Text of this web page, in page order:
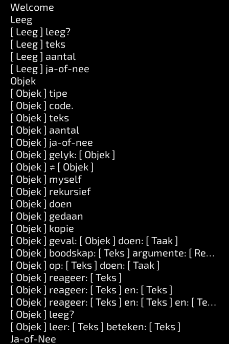
Welcome
Leeg
[ Leeg ] leeg?
[ Leeg ] teks
[ Leeg ] aantal
[ Leeg ] ja-of-nee
Objek
[ Objek ] tipe
[ Objek ] code.
[ Objek ] teks
[ Objek ] aantal
[ Objek ] ja-of-nee
[ Objek ] gelyk: [ Objek ]
[ Objek ] ≠ [ Objek ]
[ Objek ] myself
[ Objek ] rekursief
[ Objek ] doen
[ Objek ] gedaan
[ Objek ] kopie
[ Objek ] geval: [ Objek ] doen: [ Taak ]
[ Objek ] boodskap: [ Teks ] argumente: [ Reeks ]
[ Objek ] op: [ Teks ] doen: [ Taak ]
[ Objek ] reageer: [ Teks ]
[ Objek ] reageer: [ Teks ] en: [ Teks ]
[ Objek ] reageer: [ Teks ] en: [ Teks ] en: [ Teks ]
[ Objek ] leeg?
[ Objek ] leer: [ Teks ] beteken: [ Teks ]
Ja-of-Nee